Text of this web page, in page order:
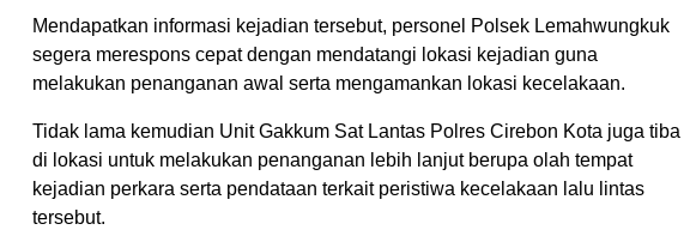
Mendapatkan informasi kejadian tersebut, personel Polsek Lemahwungkuk
segera merespons cepat dengan mendatangi lokasi kejadian guna
melakukan penanganan awal serta mengamankan lokasi kecelakaan.
Tidak lama kemudian Unit Gakkum Sat Lantas Polres Cirebon Kota juga tiba
di lokasi untuk melakukan penanganan lebih lanjut berupa olah tempat
kejadian perkara serta pendataan terkait peristiwa kecelakaan lalu lintas
tersebut.